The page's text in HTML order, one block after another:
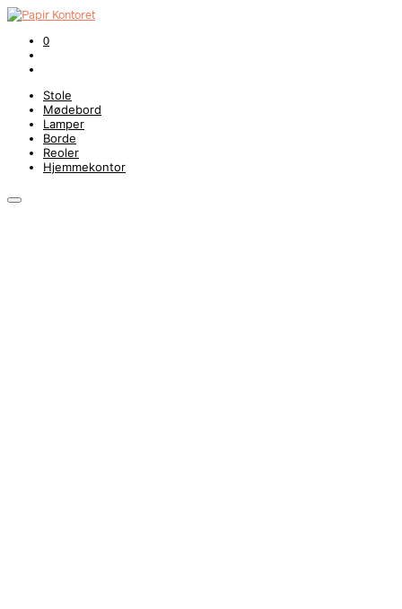
0
Stole
Mødebord
Lamper
Borde
Reoler
Hjemmekontor